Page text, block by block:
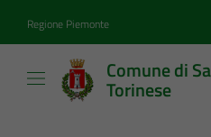
Regione Piemonte
Comune di
Torinese